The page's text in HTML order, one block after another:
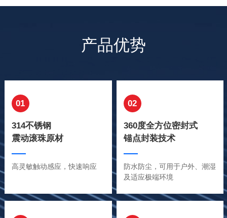
产品优势
01
314不锈钢
震动滚珠原材
高灵敏触动感应，快速响应
02
360度全方位密封式
锚点封装技术
防水防尘，可用于户外、潮湿
及适应极端环境